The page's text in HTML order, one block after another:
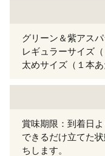
グリーン＆紫アス
レギュラーサイズ（
太めサイズ（１本あ
賞味期限：到着日よ
できるだけ立てた
ちします。